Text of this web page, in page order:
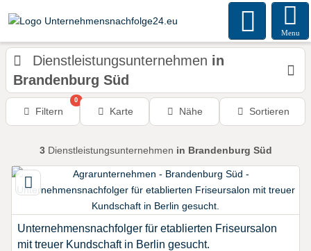
Menu
Dienstleistungsunternehmen in
Brandenburg Süd
Filtern
0
Karte Nähe Sortieren
3Dienstleistungsunternehmen in Brandenburg Süd
Unternehmensnachfolger für etablierten Friseursalon
mit treuer Kundschaft in Berlin gesucht.